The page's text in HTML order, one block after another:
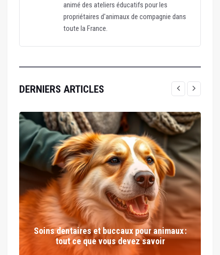
animé des ateliers éducatifs pour les
propriétaires d'animaux de compagnie dans
toute la France.
DERNIERS ARTICLES
Soins dentaires et buccaux pour animaux :
tout ce que vous devez savoir